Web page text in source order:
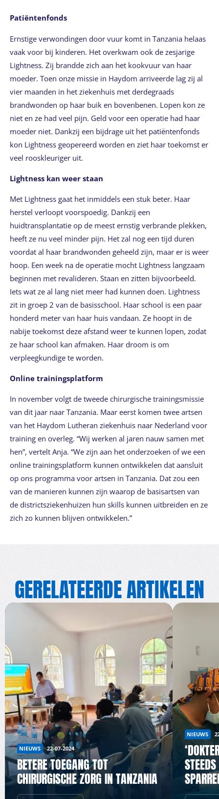
Patiëntenfonds
Ernstige verwondingen door vuur komt in Tanzania helaas
vaak voor bij kinderen. Het overkwam ook de zesjarige
Lightness. Zij brandde zich aan het kookvuur van haar
moeder. Toen onze missie in Haydom arriveerde lag zij al
vier maanden in het ziekenhuis met derdegraads
brandwonden op haar buik en bovenbenen. Lopen kon ze
niet en ze had veel pijn. Geld voor een operatie had haar
moeder niet. Dankzij een bijdrage uit het patiëntenfonds
kon Lightness geopereerd worden en ziet haar toekomst er
veel rooskleuriger uit.
Lightness kan weer staan
Met Lightness gaat het inmiddels een stuk beter. Haar
herstel verloopt voorspoedig. Dankzij een
huidtransplantatie op de meest ernstig verbrande plekken,
heeft ze nu veel minder pijn. Het zal nog een tijd duren
voordat al haar brandwonden geheeld zijn, maar er is weer
hoop. Een week na de operatie mocht Lightness langzaam
beginnen met revalideren. Staan en zitten bijvoorbeeld.
Iets wat ze al lang niet meer had kunnen doen. Lightness
zit in groep 2 van de basisschool. Haar school is een paar
honderd meter van haar huis vandaan. Ze hoopt in de
nabije toekomst deze afstand weer te kunnen lopen, zodat
ze haar school kan afmaken. Haar droom is om
verpleegkundige te worden.
Online trainingsplatform
In november volgt de tweede chirurgische trainingsmissie
van dit jaar naar Tanzania. Maar eerst komen twee artsen
van het Haydom Lutheran ziekenhuis naar Nederland voor
training en overleg. “Wij werken al jaren nauw samen met
hen”, vertelt Anja. “We zijn aan het onderzoeken of we een
online trainingsplatform kunnen ontwikkelen dat aansluit
op ons programma voor artsen in Tanzania. Dat zou een
van de manieren kunnen zijn waarop de basisartsen van
de districtsziekenhuizen hun skills kunnen uitbreiden en ze
zich zo kunnen blijven ontwikkelen.”
GERELATEERDE ARTIKELEN
NIEUWS 22-07-2024
BETERE TOEGANG TOT
CHIRURGISCHE ZORG IN TANZANIA
NIEUWS